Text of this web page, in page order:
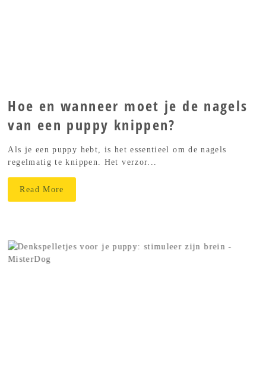
Hoe en wanneer moet je de nagels
van een puppy knippen?
Als je een puppy hebt, is het essentieel om de nagels
regelmatig te knippen. Het verzor...
Read More